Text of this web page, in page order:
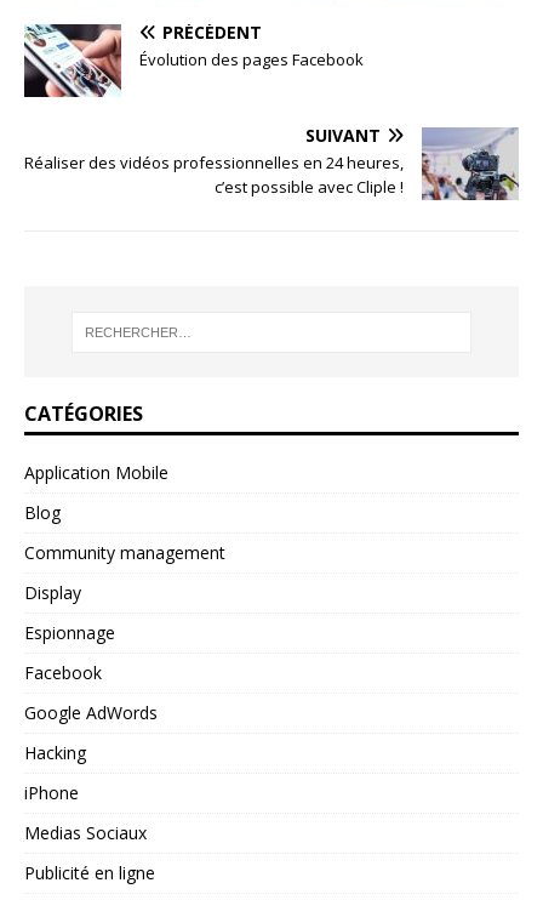
PRÉCÉDENT
Évolution des pages Facebook
SUIVANT
Réaliser des vidéos professionnelles en 24 heures,
c’est possible avec Cliple !
CATÉGORIES
Application Mobile
Blog
Community management
Display
Espionnage
Facebook
Google AdWords
Hacking
iPhone
Medias Sociaux
Publicité en ligne